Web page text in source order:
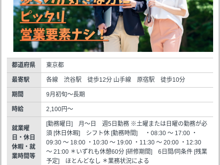
都道府県 東京都
最寄駅 各線 渋谷駅 徒歩12分 山手線 原宿駅 徒歩10分
期間 9月初旬～長期
時給 2,100円～
就業曜
日・休日
休暇・就
業時間等
[勤務曜日] 月～日 週5日勤務 ※土曜または日曜の勤務が必
須 [休日休暇] シフト休 [勤務時間] ・08:30 ～ 17:00 ・
09:30 ～ 18:00 ・10:30 ～ 19:00 ・11:30 ～ 20:00 ・12:30
～ 21:00 ＊いずれも休憩60分 [研修期間] 6日間/同条件 [残業
予定] ほとんどなし ＊業務状況による